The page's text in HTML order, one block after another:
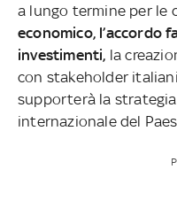
a lungo termine per le
economico, l’accordo
investimenti, la
con stakeholder
supporterà la
internazionale del